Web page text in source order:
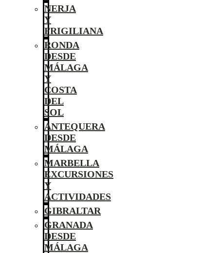
NERJA
Y
FRIGILIANA
RONDA
DESDE
MÁLAGA
Y
COSTA
DEL
SOL
ANTEQUERA
DESDE
MÁLAGA
MARBELLA
EXCURSIONES
Y
ACTIVIDADES
GIBRALTAR
GRANADA
DESDE
MÁLAGA